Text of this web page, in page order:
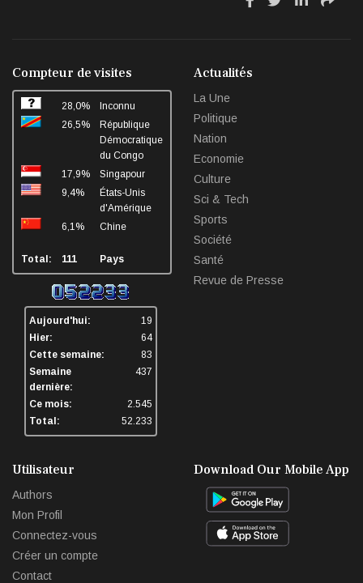
Compteur de visites
28,0%
Inconnu
26,5%
République
Démocratique
du Congo
17,9%
Singapour
9,4%
États-Unis
d'Amérique
6,1%
Chine
Total: 111 Pays
Aujourd'hui:
19
Hier:
64
Cette semaine:
83
Semaine
dernière:
437
Ce mois:
2.545
Total:
52.233
Actualités
La Une
Politique
Nation
Economie
Culture
Sci & Tech
Sports
Société
Santé
Revue de Presse
Utilisateur
Authors
Mon Profil
Connectez-vous
Créer un compte
Contact
Download Our Mobile App